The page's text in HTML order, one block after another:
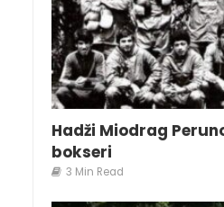
Hadži Miodrag
bokseri
3 Min Read